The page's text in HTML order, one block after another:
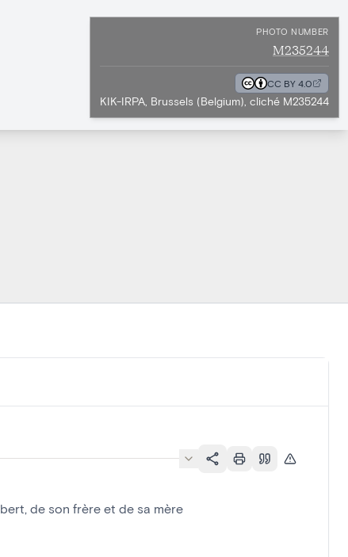
PHOTO NUMBER
M235244
CC BY 4.0
KIK-IRPA, Brussels (Belgium), cliché M235244
de son frère et de sa mère